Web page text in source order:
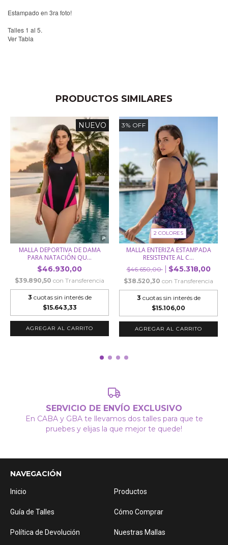
Estampado en 3ra foto!
Talles 1 al 5.
Ver Tabla
PRODUCTOS SIMILARES
NUEVO
MALLA DEPORTIVA DE DAMA
PARA NATACIÓN QU...
$46.930,00
$39.890,50 con Transferencia
3 cuotas sin interés de
$15.643,33
AGREGAR AL CARRITO
3% OFF
2 COLORES
MALLA ENTERIZA ESTAMPADA
RESISTENTE AL C...
$46.650,00 $45.318,00
$38.520,30 con Transferencia
3 cuotas sin interés de
$15.106,00
AGREGAR AL CARRITO
SERVICIO DE ENVÍO EXCLUSIVO
En CABA y GBA te llevamos dos talles para que te
pruebes y elijas la que mejor te quede!
NAVEGACIÓN
Inicio Productos
Guía de Talles Cómo Comprar
Política de Devolución Nuestras Mallas